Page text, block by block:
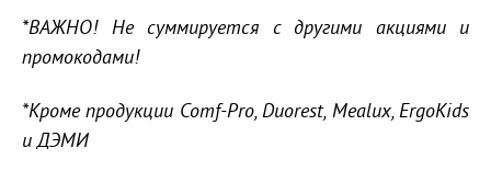
*ВАЖНО! Не суммируется с другими акциями и
промокодами!
*Кроме продукции Comf-Pro, Duorest, Mealux, ErgoKids
и ДЭМИ